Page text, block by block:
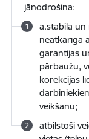
jānodrošina:
a.stabila un
neatkarīga
garantijas
pārbaužu,
korekcijas
veikšanu;
atbilstoši